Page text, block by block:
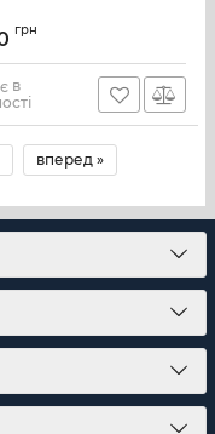
грн
в
вперед »